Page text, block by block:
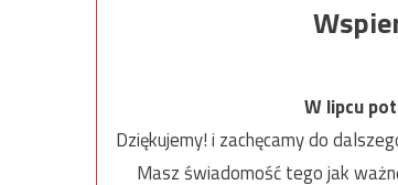
W lipcu
Dziękujemy! i zachęcamy do
Masz świadomość tego jak